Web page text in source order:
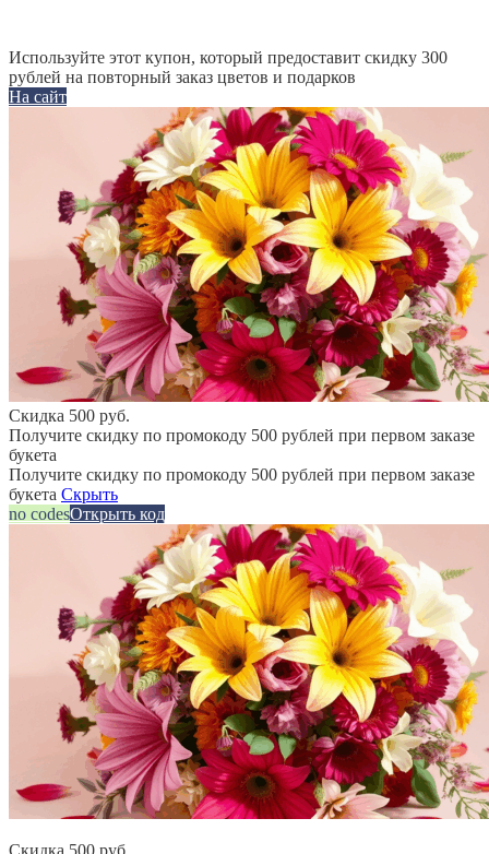
Используйте этот купон, который предоставит скидку 300
рублей на повторный заказ цветов и подарков
На сайт
Скидка 500 руб.
Получите скидку по промокоду 500 рублей при первом заказе
букета
Получите скидку по промокоду 500 рублей при первом заказе
букета Скрыть
no codesОткрыть код
Скидка 500 руб.